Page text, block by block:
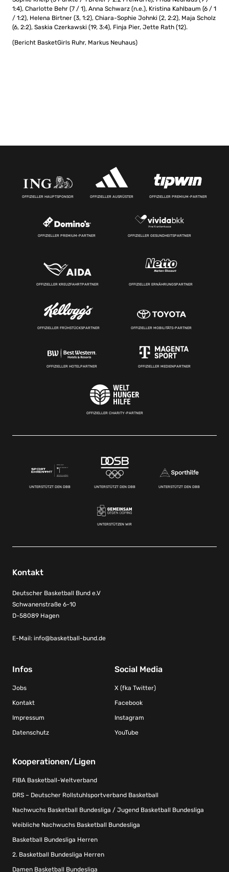
1:4), Charlotte Behr (7 / 1), Anna Schwarz (n.e.), Kristina Kahlbaum (6 / 1
/ 1:2), Helena Birtner (3, 1:2), Chiara-Sophie Johnki (2, 2:2), Maja Scholz
(6, 2:2), Saskia Czerkawski (19, 3:4), Finja Pier, Jette Rath (12).
(Bericht BasketGirls Ruhr, Markus Neuhaus)
OFFIZIELLER HAUPTSPONSOR OFFIZIELLER AUSRÜSTER OFFIZIELLER PREMIUM-PARTNER
OFFIZIELLER PREMIUM-PARTNER OFFIZIELLER GESUNDHEITSPARTNER
OFFIZIELLER KREUZFAHRTPARTNER OFFIZIELLER ERNÄHRUNGSPARTNER
OFFIZIELLER FRÜHSTÜCKSPARTNER OFFIZIELLER MOBILITÄTS-PARTNER
OFFIZIELLER HOTELPARTNER OFFIZIELLER MEDIENPARTNER
OFFIZIELLER CHARITY-PARTNER
UNTERSTÜTZT DEN DBB UNTERSTÜTZT DEN DBB UNTERSTÜTZT DEN DBB
UNTERSTÜTZEN WIR
Kontakt
Deutscher Basketball Bund e.V
Schwanenstraße 6-10
D-58089 Hagen
E-Mail: info@basketball-bund.de
Infos
Jobs
Kontakt
Impressum
Datenschutz
Social Media
X (fka Twitter)
Facebook
Instagram
YouTube
Kooperationen/Ligen
FIBA Basketball-Weltverband
DRS – Deutscher Rollstuhlsportverband Basketball
Nachwuchs Basketball Bundesliga / Jugend Basketball Bundesliga
Weibliche Nachwuchs Basketball Bundesliga
Basketball Bundesliga Herren
2. Basketball Bundesliga Herren
Damen Basketball Bundesliga